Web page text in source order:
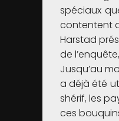
spéciaux
contentent
Harstad
de
Jusqu’au
a déjà été
shérif, les
ces